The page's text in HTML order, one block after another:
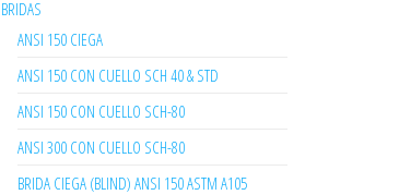
BRIDAS
ANSI 150 CIEGA
ANSI 150 CON CUELLO SCH 40 & STD
ANSI 150 CON CUELLO SCH-80
ANSI 300 CON CUELLO SCH-80
BRIDA CIEGA (BLIND) ANSI 150 ASTM A105